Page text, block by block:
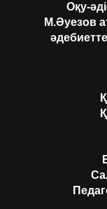
Оқу-
М.Әуезов